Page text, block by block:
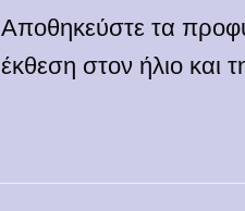
Αποθηκεύστε τα
έκθεση στον ήλιο και